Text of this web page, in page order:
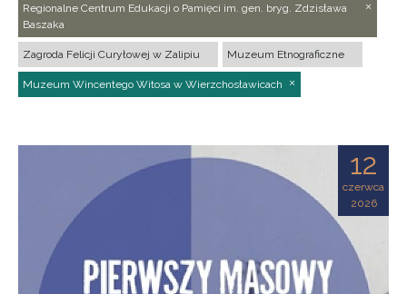
Regionalne Centrum Edukacji o Pamięci im. gen. bryg. Zdzisława
Baszaka
Zagroda Felicji Curyłowej w Zalipiu Muzeum Etnograficzne
Muzeum Wincentego Witosa w Wierzchosławicach
12
czerwca
2026